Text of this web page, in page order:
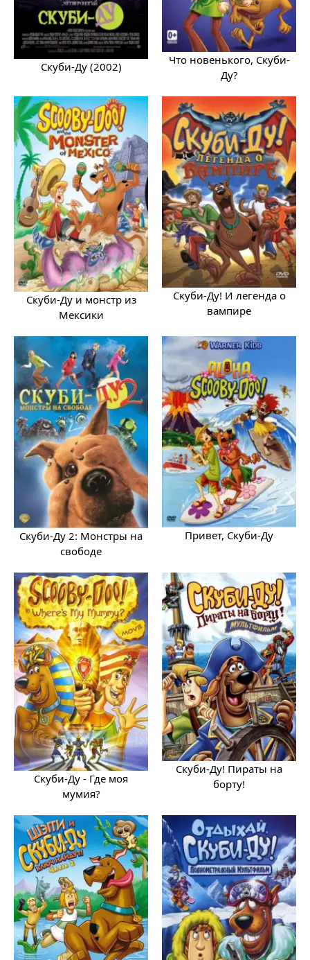
Скуби-Ду (2002)
Что новенького, Скуби-
Ду?
Скуби-Ду и монстр из
Мексики
Скуби-Ду! И легенда о
вампире
Скуби-Ду 2: Монстры на
свободе
Привет, Скуби-Ду
Скуби-Ду - Где моя
мумия?
Скуби-Ду! Пираты на
борту!